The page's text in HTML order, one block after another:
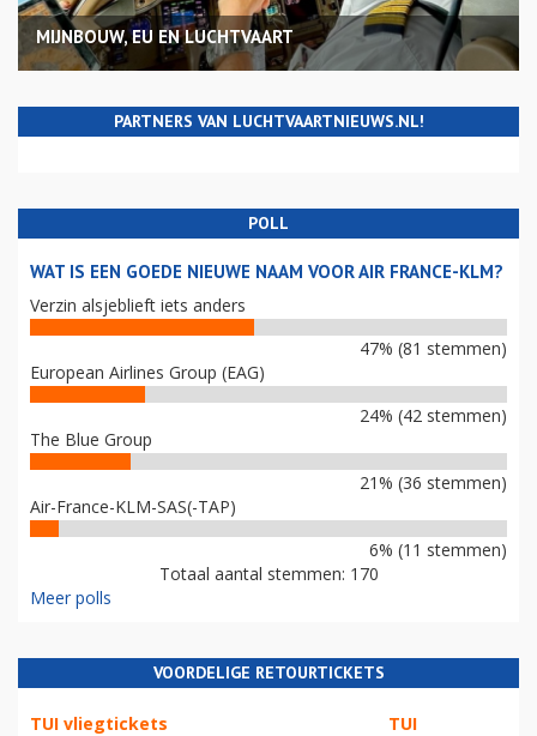
MIJNBOUW, EU EN LUCHTVAART
PARTNERS VAN LUCHTVAARTNIEUWS.NL!
POLL
WAT IS EEN GOEDE NIEUWE NAAM VOOR AIR FRANCE-KLM?
Verzin alsjeblieft iets anders
47% (81 stemmen)
European Airlines Group (EAG)
24% (42 stemmen)
The Blue Group
21% (36 stemmen)
Air-France-KLM-SAS(-TAP)
6% (11 stemmen)
Totaal aantal stemmen: 170
Meer polls
VOORDELIGE RETOURTICKETS
TUI vliegtickets TUI